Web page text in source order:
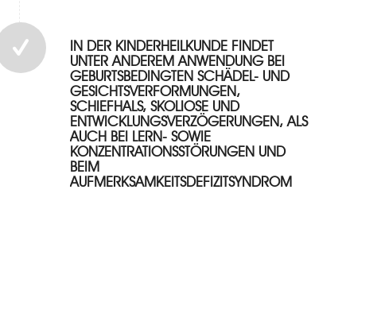
IN DER KINDERHEILKUNDE FINDET
UNTER ANDEREM ANWENDUNG BEI
GEBURTSBEDINGTEN SCHÄDEL- UND
GESICHTSVERFORMUNGEN,
SCHIEFHALS, SKOLIOSE UND
ENTWICKLUNGSVERZÖGERUNGEN, ALS
AUCH BEI LERN- SOWIE
KONZENTRATIONSSTÖRUNGEN UND
BEIM
AUFMERKSAMKEITSDEFIZITSYNDROM